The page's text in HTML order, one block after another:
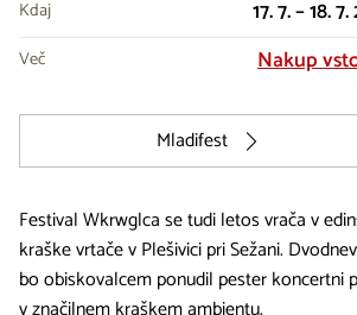
Kdaj 17. 7. – 18.
Več Nakup
Mladifest
Festival Wkrwglca se tudi letos vrača v
kraške vrtače v Plešivici pri Sežani.
bo obiskovalcem ponudil pester koncertni